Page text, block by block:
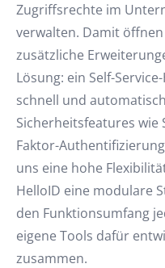
Zugriffsrechte im
verwalten. Damit
zusätzliche
Lösung: ein Self-
schnell und
Sicherheitsfeatures wie
Faktor-
uns eine hohe
HelloID eine modulare
den Funktionsumfang
eigene Tools dafür
zusammen.